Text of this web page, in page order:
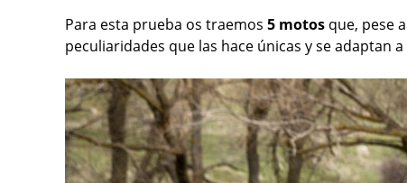
Para esta prueba os traemos 5 motos que, pese
peculiaridades que las hace únicas y se adaptan